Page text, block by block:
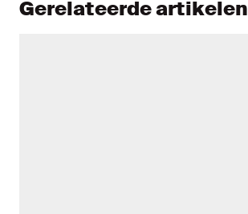
Gerelateerde artikelen